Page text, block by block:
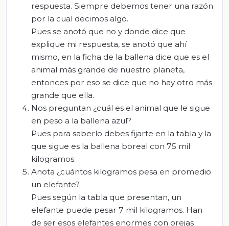
respuesta. Siempre debemos tener una razón
por la cual decimos algo.
Pues se anotó que no y donde dice que
explique mi respuesta, se anotó que ahí
mismo, en la ficha de la ballena dice que es el
animal más grande de nuestro planeta,
entonces por eso se dice que no hay otro más
grande que ella.
Nos preguntan ¿cuál es el animal que le sigue
en peso a la ballena azul?
Pues para saberlo debes fijarte en la tabla y la
que sigue es la ballena boreal con 75 mil
kilogramos.
Anota ¿cuántos kilogramos pesa en promedio
un elefante?
Pues según la tabla que presentan, un
elefante puede pesar 7 mil kilogramos. Han
de ser esos elefantes enormes con orejas